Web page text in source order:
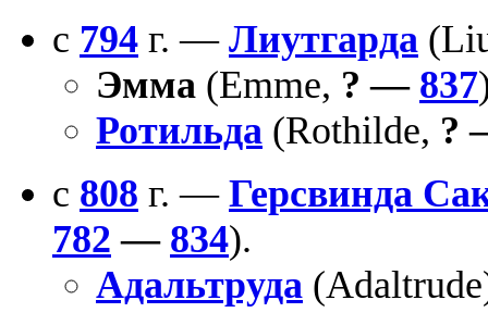
с 794 г. — Лиутгарда
Эмма (Emme, ? — 837
Ротильда (Rothilde, ?
с 808 г. — Герсвинда
782 — 834).
Адальтруда